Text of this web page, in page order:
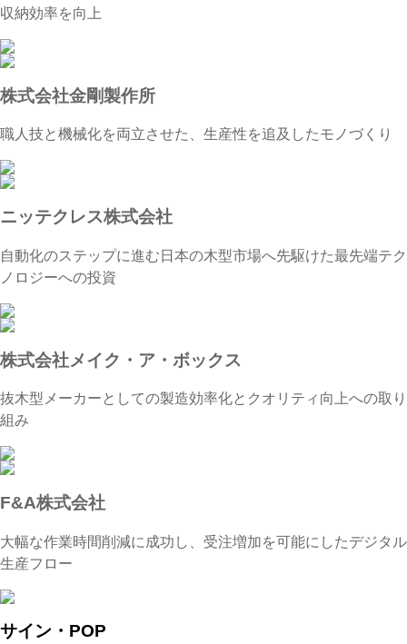
収納効率を向上
株式会社金剛製作所
職人技と機械化を両立させた、生産性を追及したモノづくり
ニッテクレス株式会社
自動化のステップに進む日本の木型市場へ先駆けた最先端テク
ノロジーへの投資
株式会社メイク・ア・ボックス
抜木型メーカーとしての製造効率化とクオリティ向上への取り
組み
F&A株式会社
大幅な作業時間削減に成功し、受注増加を可能にしたデジタル
生産フロー
サイン・POP